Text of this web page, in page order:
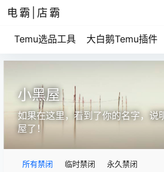
电霸|店霸
Temu选品工具 大白鹅Temu插件
小黑屋
如果在这里，看到了你的名字，说
屋了！
所有禁闭 临时禁闭 永久禁闭